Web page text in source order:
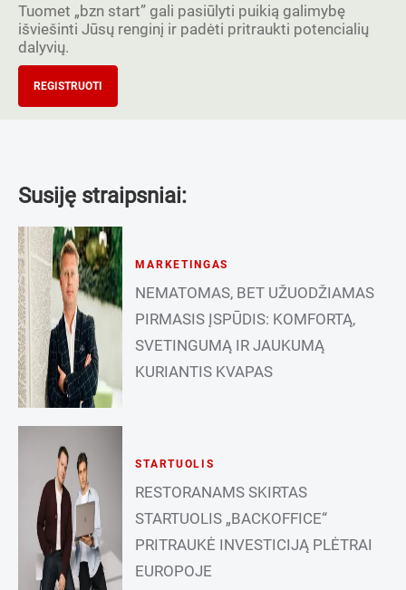
Tuomet „bzn start” gali pasiūlyti puikią galimybę
išviešinti Jūsų renginį ir padėti pritraukti potencialių
dalyvių.
REGISTRUOTI
Susiję straipsniai:
MARKETINGAS
NEMATOMAS, BET UŽUODŽIAMAS
PIRMASIS ĮSPŪDIS: KOMFORTĄ,
SVETINGUMĄ IR JAUKUMĄ
KURIANTIS KVAPAS
STARTUOLIS
RESTORANAMS SKIRTAS
STARTUOLIS „BACKOFFICE“
PRITRAUKĖ INVESTICIJĄ PLĖTRAI
EUROPOJE